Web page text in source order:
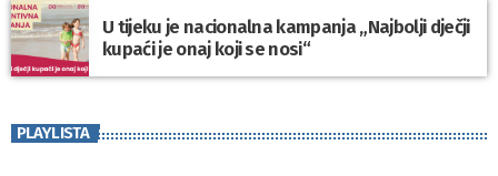
U tijeku je nacionalna kampanja „Najbolji dječji
kupaći je onaj koji se nosi“
PLAYLISTA